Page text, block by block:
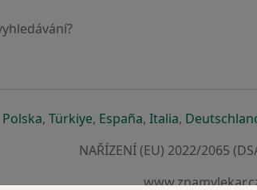
Polskase otevře v nové záložce
, Türkiyese otevře v nové záložce
, Españase otevře v nové
, Italiase otevře v
,
NAŘÍZENÍ (EU) 2022/2065